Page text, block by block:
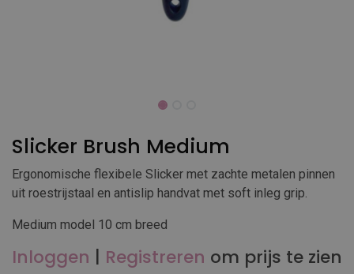
Slicker Brush Medium
Ergonomische flexibele Slicker met zachte metalen pinnen
uit roestrijstaal en antislip handvat met soft inleg grip.
Medium model 10 cm breed
Inloggen | Registreren om prijs te zien